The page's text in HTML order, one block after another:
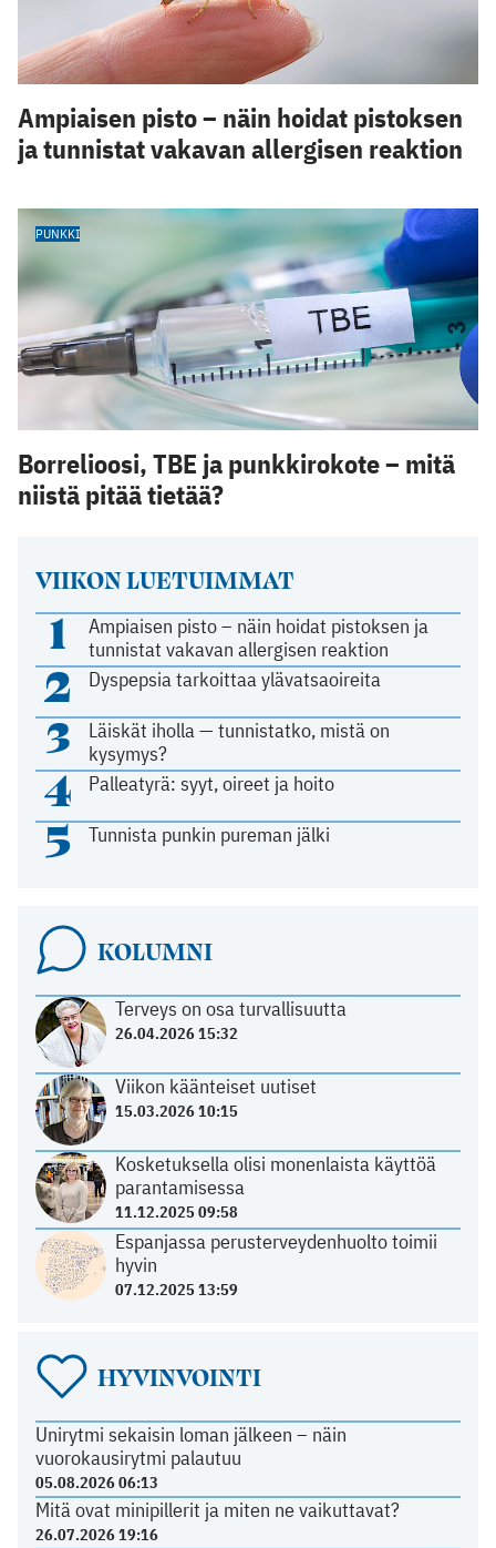
VIIKON LUETUIMMAT
1
Ampiaisen pisto – näin hoidat pistoksen ja
tunnistat vakavan allergisen reaktion
2 Dyspepsia tarkoittaa ylävatsaoireita
3
Läiskät iholla — tunnistatko, mistä on
kysymys?
4 Palleatyrä: syyt, oireet ja hoito
5 Tunnista punkin pureman jälki
KOLUMNI
Terveys on osa turvallisuutta
26.04.2026 15:32
Viikon käänteiset uutiset
15.03.2026 10:15
Kosketuksella olisi monenlaista käyttöä
parantamisessa
11.12.2025 09:58
Espanjassa perusterveydenhuolto toimii
hyvin
07.12.2025 13:59
HYVINVOINTI
Unirytmi sekaisin loman jälkeen – näin
vuorokausirytmi palautuu
05.08.2026 06:13
Mitä ovat minipillerit ja miten ne vaikuttavat?
26.07.2026 19:16
Ampiaisen pisto – näin hoidat pistoksen
ja tunnistat vakavan allergisen reaktion
PUNKKI
Borrelioosi, TBE ja punkkirokote – mitä
niistä pitää tietää?